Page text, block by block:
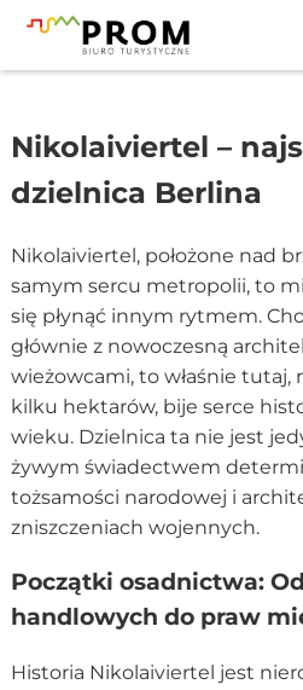
Nikolaiviertel –
dzielnica Berlina
Nikolaiviertel, położone nad
samym sercu metropolii, to
się płynąć innym rytmem.
głównie z nowoczesną
wieżowcami, to właśnie tutaj,
kilku hektarów, bije serce
wieku. Dzielnica ta nie jest
żywym świadectwem
tożsamości narodowej i
zniszczeniach wojennych.
Początki osadnictwa:
handlowych do praw
Historia Nikolaiviertel jest